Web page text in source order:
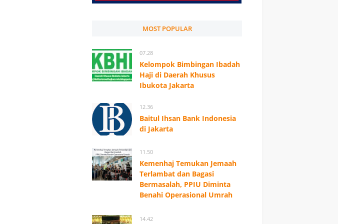
MOST POPULAR
07.28
Kelompok Bimbingan Ibadah
Haji di Daerah Khusus
Ibukota Jakarta
12.36
Baitul Ihsan Bank Indonesia
di Jakarta
11.50
Kemenhaj Temukan Jemaah
Terlambat dan Bagasi
Bermasalah, PPIU Diminta
Benahi Operasional Umrah
14.42